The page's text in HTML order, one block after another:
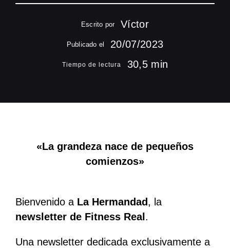
Escrito por Víctor
Publicado el 20/07/2023
Tiempo de lectura 30,5 min
«La grandeza nace de pequeños
comienzos»
Bienvenido a La Hermandad, la
newsletter de Fitness Real .
Una newsletter dedicada exclusivamente a